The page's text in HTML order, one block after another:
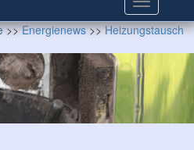
>>Energienews>>Heizungstausch